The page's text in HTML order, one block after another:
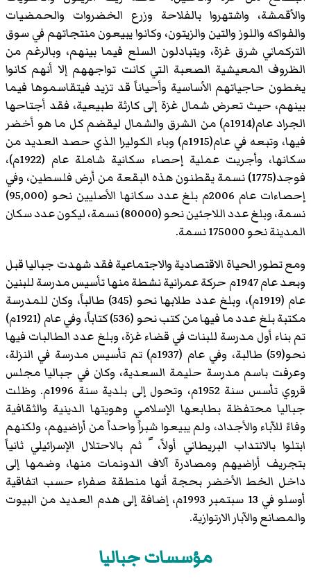
والأقمشة، واشتهروا بالفلاحة وزرع الخضروات والحمضيات
والفواكه واللوز والتين والزيتون، وكانوا يبيعون منتجاتهم في سوق
التركماني شرق غزة، ويتبادلون السلع فيما بينهم، وبالرغم من
الظروف المعيشية الصعبة التي كانت تواجههم إلا أنهم كانوا
يغطون حاجياتهم الأساسية وأحياناً قد تزيد فيتقاسموها فيما
بينهم، حيث تعرض شمال غزة إلى كارثة طبيعية، فقد أجتاحها
الجراد عام(1914م) من الشرق والشمال ليقضم كل ما هو أخضر
فيها، وتبعه في عام(1915م) وباء الكوليرا الذي حصد العديد من
سكانها، وأجريت عملية إحصاء سكانية شاملة عام (1922م)،
فوجد(1775) نسمة يقطنون هذه البقعة من أرض فلسطين، وفي
إحصاءات عام 2006م بلغ عدد سكانها الأصليين نحو (95,000)
نسمة، وبلغ عدد اللاجئين نحو (80000) نسمة، ليكون عدد سكان
المدينة نحو 175000 نسمة.
ومع تطور الحياة الاقتصادية والاجتماعية فقد شهدت جباليا قبل
وبعد عام 1947م حركة عمرانية نشطة منها تأسيس مدرسة للبنين
عام (1919م)، وبلغ عدد طلابها نحو (345) طالباً، وكان للمدرسة
مكتبة بلغ عدد ما فيها من كتب نحو (536) كتاباً، وفي عام (1921م)
تم بناء أول مدرسة للبنات في قضاء غزة، وبلغ عدد الطالبات فيها
نحو(59) طالبة، وفي عام (1937م) تم تأسيس مدرسة في النزلة،
وعرفت باسم مدرسة حليمة السعدية، وكان في جباليا مجلس
قروي تأسس سنة 1952م، وتحول إلى بلدية سنة 1996م. وظلت
جباليا محتفظة بطابعها الإسلامي وهويتها الدينية والثقافية
وفاءً للآباء والأجداد، ولم يبيعوا شبراً واحداً من أراضيهم، ولكنهم
ابتلوا بالانتداب البريطاني أولاً، ً ثم بالاحتلال الإسرائيلي ثانياً
بتجريف أراضيهم ومصادرة آلاف الدونمات منها، وضمها إلى
داخل الخط الأخضر بحجة أنها منطقة صفراء حسب اتفاقية
أوسلو في 13 سبتمبر 1993م، إضافة إلى هدم العديد من البيوت
والمصانع والآبار الارتوازية.
مؤسسات جباليا